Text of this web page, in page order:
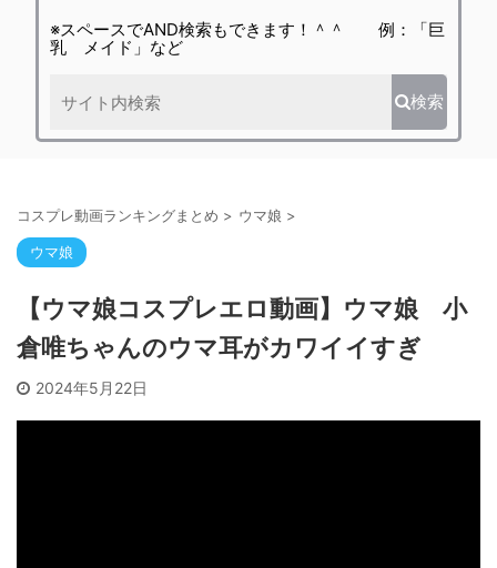
※スペースでAND検索もできます！＾＾ 例：「巨
乳 メイド」など
検索
コスプレ動画ランキングまとめ > ウマ娘 >
ウマ娘
【ウマ娘コスプレエロ動画】ウマ娘 小
倉唯ちゃんのウマ耳がカワイイすぎ
2024年5月22日